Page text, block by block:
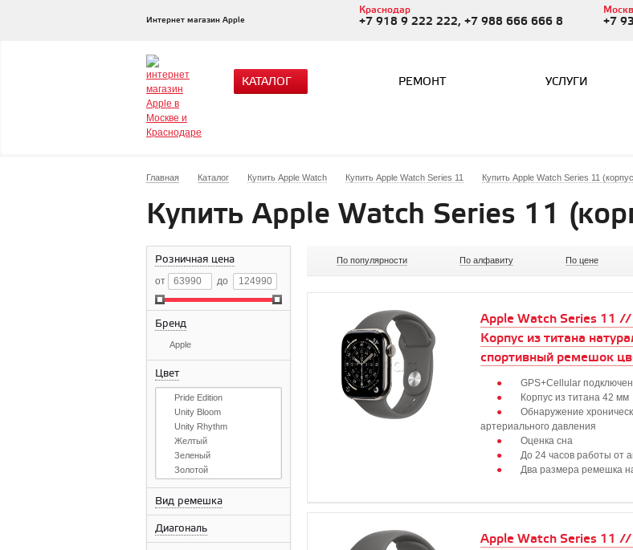
Интернет магазин Apple
Краснодар
+7 918 9 222 222, +7 988 666 666 8 +7
КАТАЛОГ РЕМОНТ УСЛУГИ
Главная Каталог Купить Apple Watch Купить Apple Watch Series 11 Купить Apple Watch Series 11
Купить Apple Watch Series 11
Розничная цена
от до
Бренд
Apple
Цвет
Pride Edition
Unity Bloom
Unity Rhythm
Желтый
Зеленый
Золотой
Натуральный
Оранжевый
Розовый
Серый
Вид ремешка
Диагональ
По популярности По алфавиту По цене
Apple Watch Series 11
Корпус из титана
спортивный ремешок
GPS+Cellular
Корпус из титана 42 мм
Обнаружение
артериального давления
Оценка сна
До 24 часов работы от
Два размера ремешка
Apple Watch Series 11